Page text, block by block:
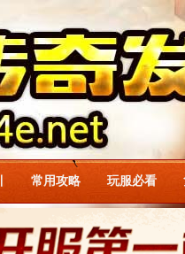
常用攻略 玩服必看